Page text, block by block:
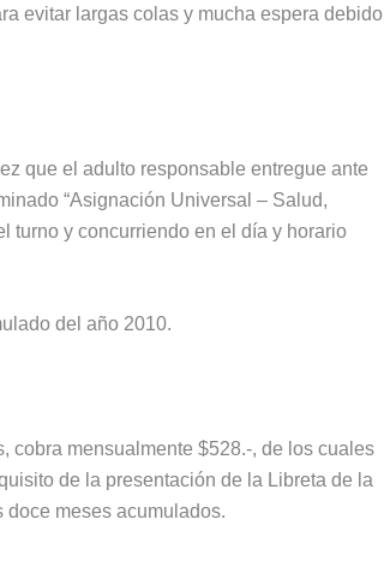
evitar largas colas y mucha espera debido
que el adulto responsable entregue ante
“Asignación Universal – Salud,
turno y concurriendo en el día y horario
del año 2010.
cobra mensualmente $528.-, de los cuales
de la presentación de la Libreta de la
meses acumulados.